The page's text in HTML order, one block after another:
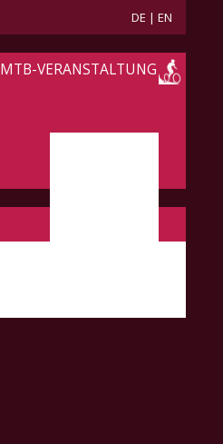
DE | EN
MTB-VERANSTALTUNG